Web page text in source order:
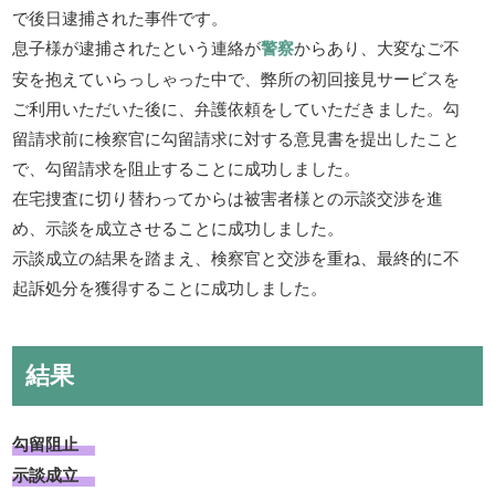
で後日逮捕された事件です。
息子様が逮捕されたという連絡が警察からあり、大変なご不
安を抱えていらっしゃった中で、弊所の初回接見サービスを
ご利用いただいた後に、弁護依頼をしていただきました。勾
留請求前に検察官に勾留請求に対する意見書を提出したこと
で、勾留請求を阻止することに成功しました。
在宅捜査に切り替わってからは被害者様との示談交渉を進
め、示談を成立させることに成功しました。
示談成立の結果を踏まえ、検察官と交渉を重ね、最終的に不
起訴処分を獲得することに成功しました。
結果
勾留阻止
示談成立